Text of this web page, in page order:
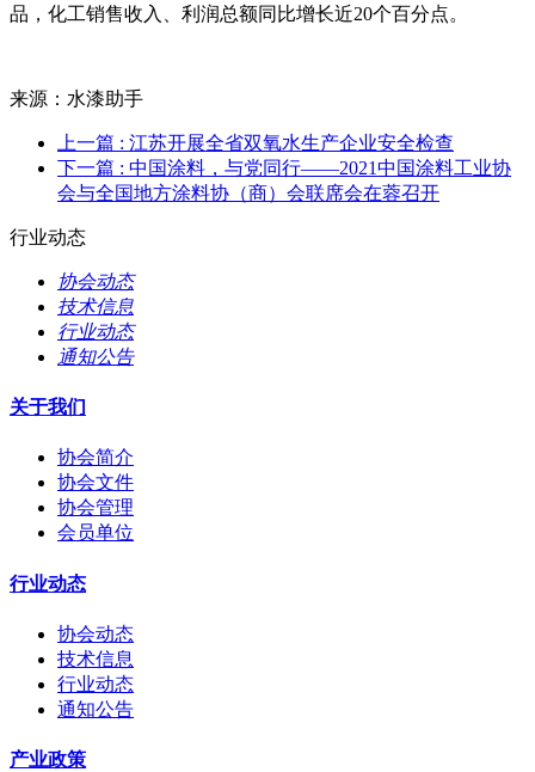
品，化工销售收入、利润总额同比增长近20个百分点。
来源：水漆助手
上一篇 : 江苏开展全省双氧水生产企业安全检查
下一篇 : 中国涂料，与党同行——2021中国涂料工业协
会与全国地方涂料协（商）会联席会在蓉召开
行业动态
协会动态
技术信息
行业动态
通知公告
关于我们
协会简介
协会文件
协会管理
会员单位
行业动态
协会动态
技术信息
行业动态
通知公告
产业政策